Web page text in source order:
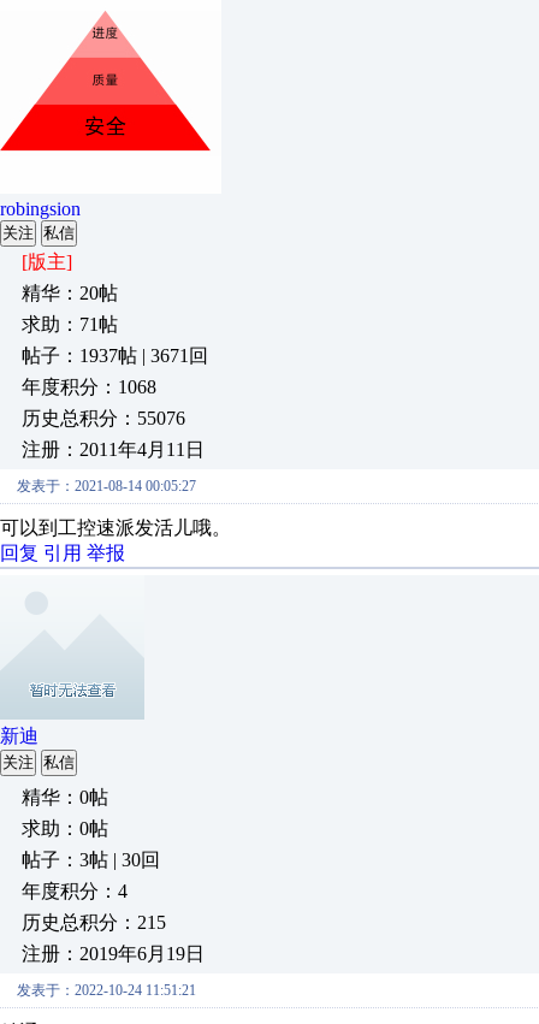
robingsion
关注 私信
[版主]
精华：20帖
求助：71帖
帖子：1937帖 | 3671回
年度积分：1068
历史总积分：55076
注册：2011年4月11日
发表于：2021-08-14 00:05:27
可以到工控速派发活儿哦。
回复 引用 举报
新迪
关注 私信
精华：0帖
求助：0帖
帖子：3帖 | 30回
年度积分：4
历史总积分：215
注册：2019年6月19日
发表于：2022-10-24 11:51:21